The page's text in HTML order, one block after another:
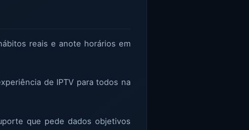
reais e anote horários em
de IPTV para todos na
que pede dados objetivos